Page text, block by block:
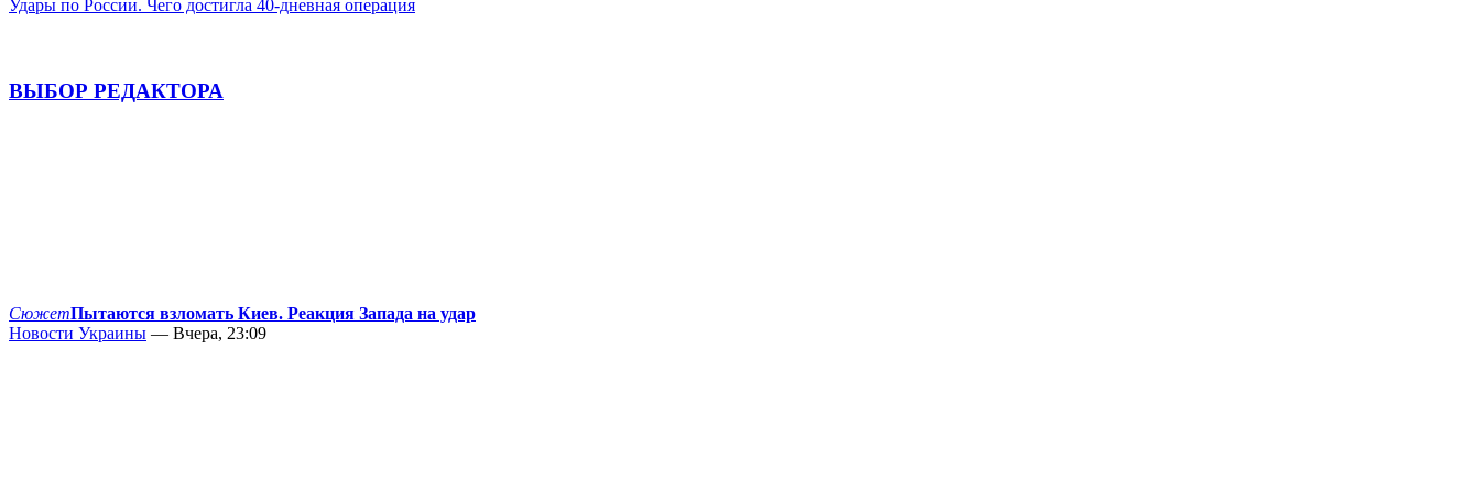
Удары по России. Чего достигла 40-дневная операция
ВЫБОР РЕДАКТОРА
СюжетПытаются взломать Киев. Реакция Запада на удар
Новости Украины — Вчера, 23:09